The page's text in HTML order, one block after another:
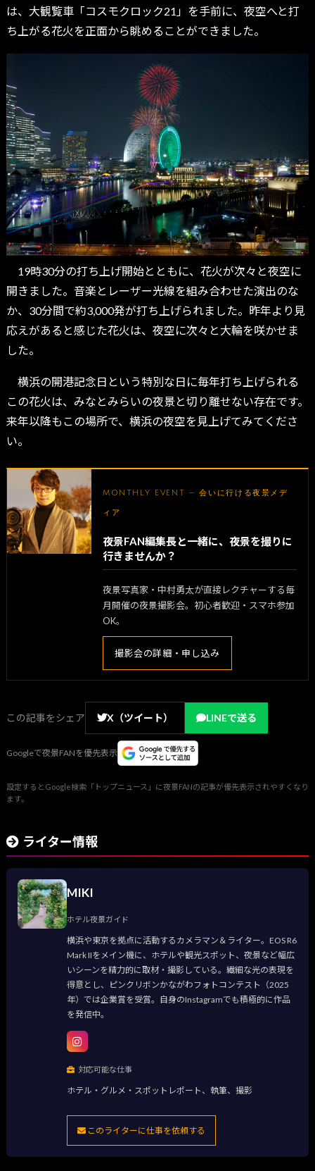
は、大観覧車「コスモクロック21」を手前に、夜空へと打
ち上がる花火を正面から眺めることができました。
19時30分の打ち上げ開始とともに、花火が次々と夜空に
開きました。音楽とレーザー光線を組み合わせた演出のな
か、30分間で約3,000発が打ち上げられました。昨年より見
応えがあると感じた花火は、夜空に次々と大輪を咲かせま
した。
横浜の開港記念日という特別な日に毎年打ち上げられる
この花火は、みなとみらいの夜景と切り離せない存在です。
来年以降もこの場所で、横浜の夜空を見上げてみてくださ
い。
MONTHLY EVENT — 会いに行ける夜景メデ
ィア
夜景FAN編集長と一緒に、夜景を撮りに
行きませんか？
夜景写真家・中村勇太が直接レクチャーする毎
月開催の夜景撮影会。初心者歓迎・スマホ参加
OK。
撮影会の詳細・申し込み
この記事をシェア X（ツイート） LINEで送る
Googleで夜景FANを優先表示
設定するとGoogle検索「トップニュース」に夜景FANの記事が優先表示されやすくなり
ます。
ライター情報
MIKI
ホテル夜景ガイド
横浜や東京を拠点に活動するカメラマン＆ライター。EOS R6
Mark IIをメイン機に、ホテルや観光スポット、夜景など幅広
いシーンを精力的に取材・撮影している。繊細な光の表現を
得意とし、ピンクリボンかながわフォトコンテスト（2025
年）では企業賞を受賞。自身のInstagramでも積極的に作品
を発信中。
対応可能な仕事
ホテル・グルメ・スポットレポート、執筆、撮影
このライターに仕事を依頼する